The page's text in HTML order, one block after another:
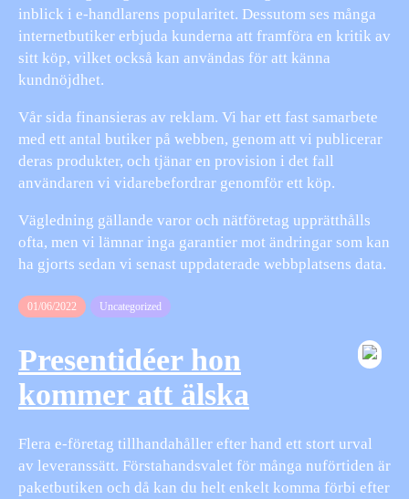
inblick i e-handlarens popularitet. Dessutom ses många
internetbutiker erbjuda kunderna att framföra en kritik av
sitt köp, vilket också kan användas för att känna
kundnöjdhet.
Vår sida finansieras av reklam. Vi har ett fast samarbete
med ett antal butiker på webben, genom att vi publicerar
deras produkter, och tjänar en provision i det fall
användaren vi vidarebefordrar genomför ett köp.
Vägledning gällande varor och nätföretag upprätthålls
ofta, men vi lämnar inga garantier mot ändringar som kan
ha gjorts sedan vi senast uppdaterade webbplatsens data.
01/06/2022 Uncategorized
Presentidéer hon
kommer att älska
Flera e-företag tillhandahåller efter hand ett stort urval
av leveranssätt. Förstahandsvalet för många nuförtiden är
paketbutiken och då kan du helt enkelt komma förbi efter